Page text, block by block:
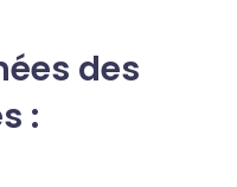
des
: